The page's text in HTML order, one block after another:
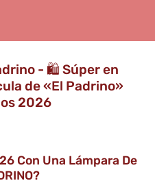
- 🛍️ Súper en
de «El Padrino»
2026
Con Una Lámpara De